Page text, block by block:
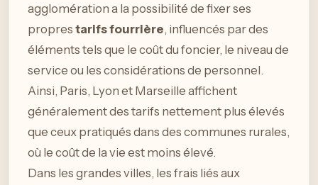
agglomération a la possibilité de fixer ses
propres tarifs fourrière, influencés par des
éléments tels que le coût du foncier, le niveau de
service ou les considérations de personnel.
Ainsi, Paris, Lyon et Marseille affichent
généralement des tarifs nettement plus élevés
que ceux pratiqués dans des communes rurales,
où le coût de la vie est moins élevé.
Dans les grandes villes, les frais liés aux